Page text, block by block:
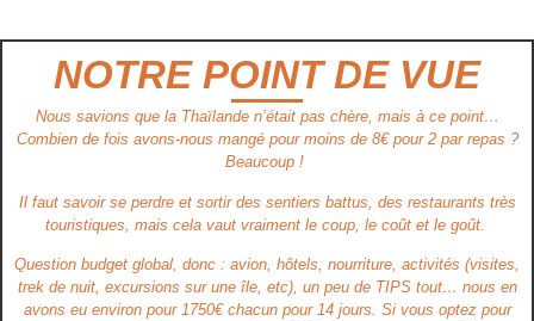
NOTRE POINT DE VUE
Nous savions que la Thaïlande n’était pas chère, mais à ce point…
Combien de fois avons-nous mangé pour moins de 8€ pour 2 par repas ?
Beaucoup !
Il faut savoir se perdre et sortir des sentiers battus, des restaurants très
touristiques, mais cela vaut vraiment le coup, le coût et le goût.
Question budget global, donc : avion, hôtels, nourriture, activités (visites,
trek de nuit, excursions sur une île, etc), un peu de TIPS tout… nous en
avons eu environ pour 1750€ chacun pour 14 jours. Si vous optez pour